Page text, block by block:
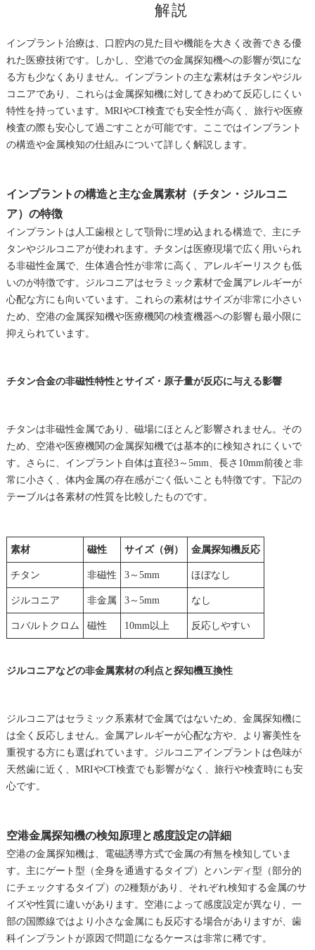
解説
インプラント治療は、口腔内の見た目や機能を大きく改善できる優
れた医療技術です。しかし、空港での金属探知機への影響が気にな
る方も少なくありません。インプラントの主な素材はチタンやジル
コニアであり、これらは金属探知機に対してきわめて反応しにくい
特性を持っています。MRIやCT検査でも安全性が高く、旅行や医療
検査の際も安心して過ごすことが可能です。ここではインプラント
の構造や金属検知の仕組みについて詳しく解説します。
インプラントの構造と主な金属素材（チタン・ジルコニ
ア）の特徴
インプラントは人工歯根として顎骨に埋め込まれる構造で、主にチ
タンやジルコニアが使われます。チタンは医療現場で広く用いられ
る非磁性金属で、生体適合性が非常に高く、アレルギーリスクも低
いのが特徴です。ジルコニアはセラミック素材で金属アレルギーが
心配な方にも向いています。これらの素材はサイズが非常に小さい
ため、空港の金属探知機や医療機関の検査機器への影響も最小限に
抑えられています。
チタン合金の非磁性特性とサイズ・原子量が反応に与える影響
チタンは非磁性金属であり、磁場にほとんど影響されません。その
ため、空港や医療機関の金属探知機では基本的に検知されにくいで
す。さらに、インプラント自体は直径3～5mm、長さ10mm前後と非
常に小さく、体内金属の存在感がごく低いことも特徴です。下記の
テーブルは各素材の性質を比較したものです。
素材 磁性 サイズ（例） 金属探知機反応
チタン 非磁性 3～5mm ほぼなし
ジルコニア 非金属 3～5mm なし
コバルトクロム 磁性 10mm以上 反応しやすい
ジルコニアなどの非金属素材の利点と探知機互換性
ジルコニアはセラミック系素材で金属ではないため、金属探知機に
は全く反応しません。金属アレルギーが心配な方や、より審美性を
重視する方にも選ばれています。ジルコニアインプラントは色味が
天然歯に近く、MRIやCT検査でも影響がなく、旅行や検査時にも安
心です。
空港金属探知機の検知原理と感度設定の詳細
空港の金属探知機は、電磁誘導方式で金属の有無を検知していま
す。主にゲート型（全身を通過するタイプ）とハンディ型（部分的
にチェックするタイプ）の2種類があり、それぞれ検知する金属のサ
イズや性質に違いがあります。空港によって感度設定が異なり、一
部の国際線ではより小さな金属にも反応する場合がありますが、歯
科インプラントが原因で問題になるケースは非常に稀です。